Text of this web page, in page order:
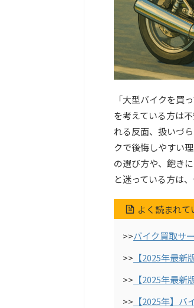
「大型バイクを買
を考えている方は
れる反面、扱いづ
クで後悔しやすい
の選び方や、飽き
と迷っている方は
よく読まれて
>>バイク買取サ
>> 【2025年最
>> 【2025年最
>> 【2025年】